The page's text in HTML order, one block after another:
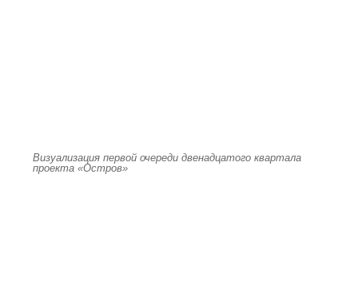
Визуализация первой очереди двенадцатого квартала
проекта «Остров»